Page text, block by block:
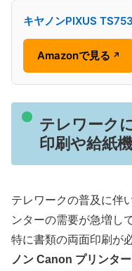
キヤノンPIXUS
Amazonで見る ↗
テレワーク
印刷や給紙
テレワークの普及に伴
ンターの需要が急増し
特に書類の両面印刷が
ノン Canon プリンタ